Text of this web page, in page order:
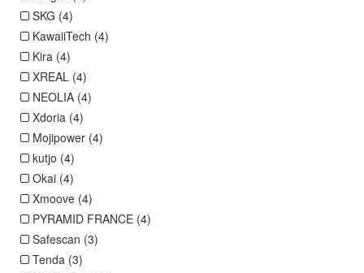
SKG (4)
KawaiiTech (4)
Kira (4)
XREAL (4)
NEOLIA (4)
Xdoria (4)
Mojipower (4)
kutjo (4)
Okai (4)
Xmoove (4)
PYRAMID FRANCE (4)
Safescan (3)
Tenda (3)